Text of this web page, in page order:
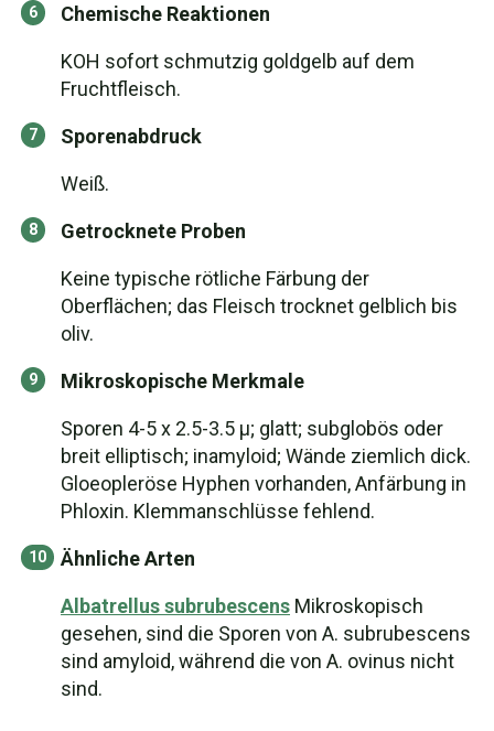
Chemische Reaktionen
KOH sofort schmutzig goldgelb auf dem
Fruchtfleisch.
Sporenabdruck
Weiß.
Getrocknete Proben
Keine typische rötliche Färbung der
Oberflächen; das Fleisch trocknet gelblich bis
oliv.
Mikroskopische Merkmale
Sporen 4-5 x 2.5-3.5 µ; glatt; subglobös oder
breit elliptisch; inamyloid; Wände ziemlich dick.
Gloeopleröse Hyphen vorhanden, Anfärbung in
Phloxin. Klemmanschlüsse fehlend.
Ähnliche Arten
Albatrellus subrubescens Mikroskopisch
gesehen, sind die Sporen von A. subrubescens
sind amyloid, während die von A. ovinus nicht
sind.